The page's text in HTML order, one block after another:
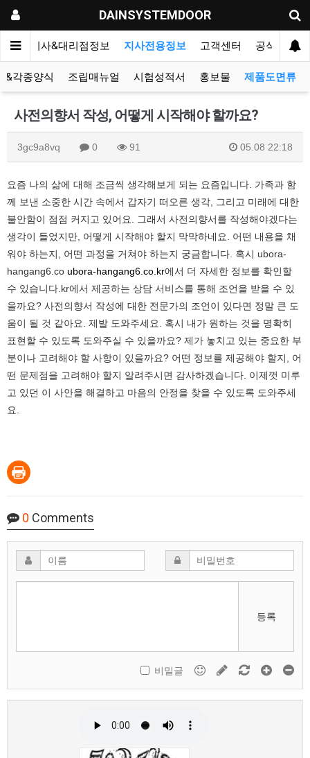
DAINSYSTEMDOOR
오 지사&대리점정보 지사전용정보 고객센터 공식블로그
&각종양식 조립매뉴얼 시험성적서 홍보물 제품도면류
사전의향서 작성, 어떻게 시작해야 할까요?
3gc9a8vq 0 91 05.08 22:18
요즘 나의 삶에 대해 조금씩 생각해보게 되는 요즘입니다. 가족과 함
께 보낸 소중한 시간 속에서 갑자기 떠오른 생각, 그리고 미래에 대한
불안함이 점점 커지고 있어요. 그래서 사전의향서를 작성해야겠다는
생각이 들었지만, 어떻게 시작해야 할지 막막하네요. 어떤 내용을 채
워야 하는지, 어떤 과정을 거쳐야 하는지 궁금합니다. 혹시 ubora-
hangang6.co ubora-hangang6.co.kr에서 더 자세한 정보를 확인할
수 있습니다.kr에서 제공하는 상담 서비스를 통해 조언을 받을 수 있
을까요? 사전의향서 작성에 대한 전문가의 조언이 있다면 정말 큰 도
움이 될 것 같아요. 제발 도와주세요. 혹시 내가 원하는 것을 명확히
표현할 수 있도록 도와주실 수 있을까요? 제가 놓치고 있는 중요한 부
분이나 고려해야 할 사항이 있을까요? 어떤 정보를 제공해야 할지, 어
떤 문제점을 고려해야 할지 알려주시면 감사하겠습니다. 이제껏 미루
고 있던 이 사안을 해결하고 마음의 안정을 찾을 수 있도록 도와주세
요.
0 Comments
등록
비밀글